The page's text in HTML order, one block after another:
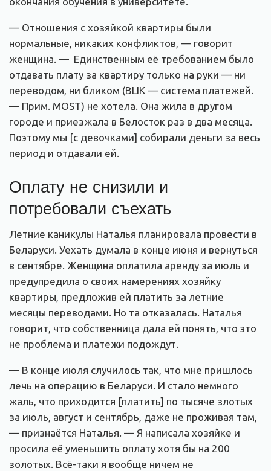
— Отношения с хозяйкой квартиры были
нормальные, никаких конфликтов, — говорит
женщина. — Единственным её требованием было
отдавать плату за квартиру только на руки — ни
переводом, ни бликом (BLIK — система платежей.
— Прим. MOST) не хотела. Она жила в другом
городе и приезжала в Белосток раз в два месяца.
Поэтому мы [с девочками] собирали деньги за весь
период и отдавали ей.
Оплату не снизили и
потребовали съехать
Летние каникулы Наталья планировала провести в
Беларуси. Уехать думала в конце июня и вернуться
в сентябре. Женщина оплатила аренду за июль и
предупредила о своих намерениях хозяйку
квартиры, предложив ей платить за летние
месяцы переводами. Но та отказалась. Наталья
говорит, что собственница дала ей понять, что это
не проблема и платежи подождут.
— В конце июля случилось так, что мне пришлось
лечь на операцию в Беларуси. И стало немного
жаль, что приходится [платить] по тысяче злотых
за июль, август и сентябрь, даже не проживая там,
— признаётся Наталья. — Я написала хозяйке и
просила её уменьшить оплату хотя бы на 200
золотых. Всё-таки я вообще ничем не